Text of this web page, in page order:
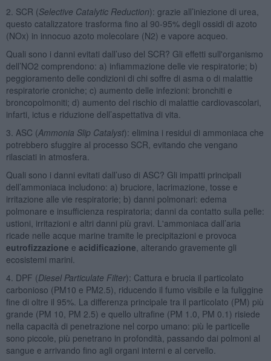
2. SCR (Selective Catalytic Reduction): grazie all’iniezione di urea,
questo catalizzatore trasforma fino al 90-95% degli ossidi di azoto
(NOx) in innocuo azoto molecolare (N2) e vapore acqueo.
Quali sono i danni evitati dall’uso del SCR? Gli effetti sull'organismo
dell’NO2 comprendono: a) infiammazione delle vie respiratorie; b)
peggioramento delle condizioni di chi soffre di asma o di malattie
respiratorie croniche; c) aumento delle infezioni: bronchiti e
broncopolmoniti; d) aumento del rischio di malattie cardiovascolari,
infarti, ictus e riduzione dell’aspettativa di vita.
3. ASC (Ammonia Slip Catalyst): elimina i residui di ammoniaca che
potrebbero sfuggire al processo SCR, evitando che vengano
rilasciati in atmosfera.
Quali sono i danni evitati dall’uso di ASC? Gli impatti principali
dell’ammoniaca includono: a) bruciore, lacrimazione, tosse e
irritazione alle vie respiratorie; b) danni polmonari: edema
polmonare e insufficienza respiratoria; danni da contatto sulla pelle:
ustioni, irritazioni e altri danni più gravi. L'ammoniaca dall’aria
ricade nelle acque marine tramite le precipitazioni e provoca
eutrofizzazione e acidificazione , alterando gravemente gli
ecosistemi marini.
4. DPF (Diesel Particulate Filter): Cattura e brucia il particolato
carbonioso (PM10 e PM2.5), riducendo il fumo visibile e la fuliggine
fine di oltre il 95%. La differenza principale tra il particolato (PM) più
grande (PM 10, PM 2.5) e quello ultrafine (PM 1.0, PM 0.1) risiede
nella capacità di penetrazione nel corpo umano: più le particelle
sono piccole, più penetrano in profondità, passando dai polmoni al
sangue e arrivando fino agli organi interni e al cervello.